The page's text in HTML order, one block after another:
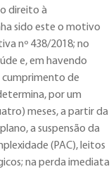
direito à
sido este o motivo
nº 438/2018; no
e, em havendo
cumprimento de
por um
meses, a partir da
a suspensão da
(PAC), leitos
na perda imediata